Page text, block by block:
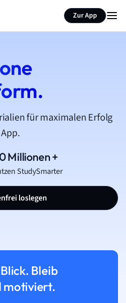
Zur App
für maximalen Erfolg
Millionen +
StudySmarter
loslegen
Bleib
motiviert.